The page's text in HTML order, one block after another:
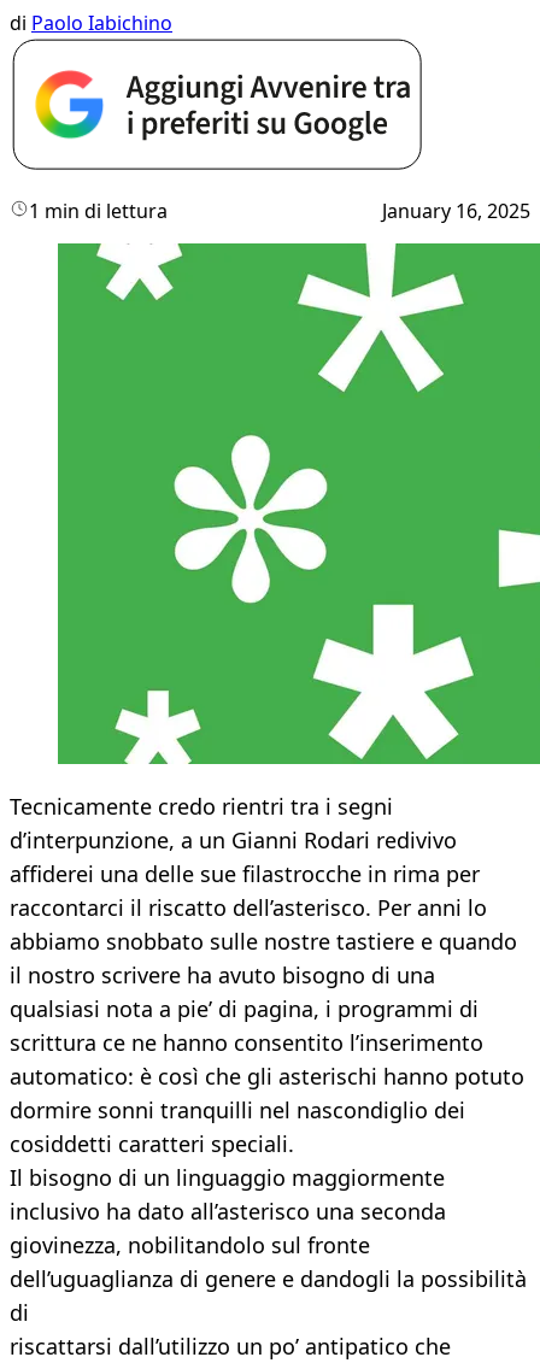
di Paolo Iabichino
1 min di lettura January 16, 2025
Tecnicamente credo rientri tra i segni
d’interpunzione, a un Gianni Rodari redivivo
affiderei una delle sue filastrocche in rima per
raccontarci il riscatto dell’asterisco. Per anni lo
abbiamo snobbato sulle nostre tastiere e quando
il nostro scrivere ha avuto bisogno di una
qualsiasi nota a pie’ di pagina, i programmi di
scrittura ce ne hanno consentito l’inserimento
automatico: è così che gli asterischi hanno potuto
dormire sonni tranquilli nel nascondiglio dei
cosiddetti caratteri speciali.
Il bisogno di un linguaggio maggiormente
inclusivo ha dato all’asterisco una seconda
giovinezza, nobilitandolo sul fronte
dell’uguaglianza di genere e dandogli la possibilità
di
riscattarsi dall’utilizzo un po’ antipatico che